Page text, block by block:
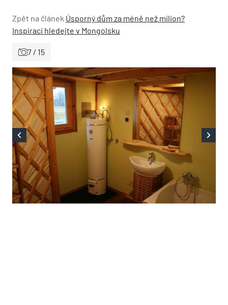
Zpět na článek Úsporný dům za méně než milion?
Inspiraci hledejte v Mongolsku
7 / 15